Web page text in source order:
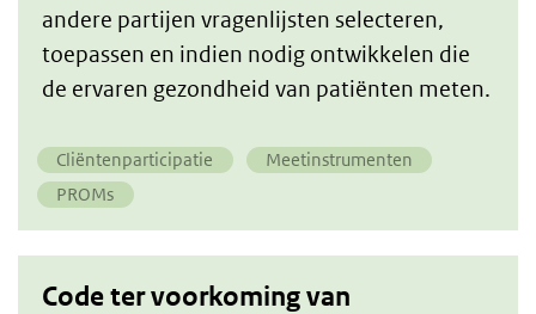
andere partijen vragenlijsten selecteren,
toepassen en indien nodig ontwikkelen die
de ervaren gezondheid van patiënten meten.
Cliëntenparticipatie
Meetinstrumenten
PROMs
Code ter voorkoming van